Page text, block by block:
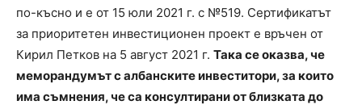
по-късно и е от 15 юли 2021 г. с №519. Сертификатът
за приоритетен инвестиционен проект е връчен от
Кирил Петков на 5 август 2021 г. Така се оказва, че
меморандумът с албанските инвеститори, за които
има съмнения, че са консултирани от близката до